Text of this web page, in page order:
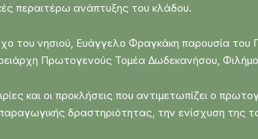
περαιτέρω ανάπτυξης του κλάδου.
του νησιού, Ευάγγελο Φραγκάκη παρουσία του
Πρωτογενούς Τομέα Δωδεκανήσου,
και οι προκλήσεις που αντιμετωπίζει ο
δραστηριότητας, την ενίσχυση της